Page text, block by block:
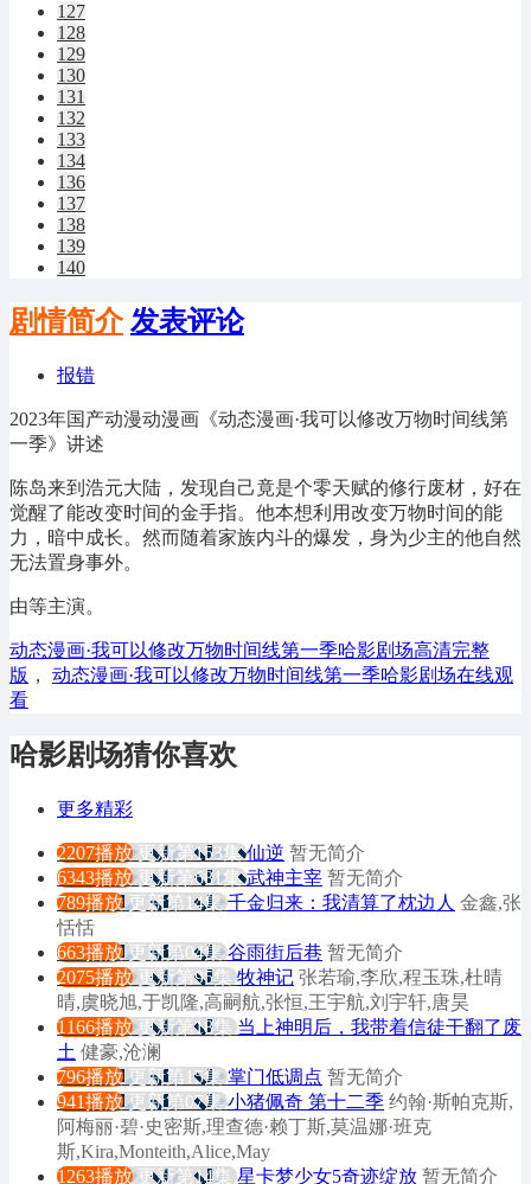
127
128
129
130
131
132
133
134
136
137
138
139
140
剧情简介 发表评论
报错
2023年国产动漫动漫画《动态漫画·我可以修改万物时间线第
一季》讲述
陈岛来到浩元大陆，发现自己竟是个零天赋的修行废材，好在
觉醒了能改变时间的金手指。他本想利用改变万物时间的能
力，暗中成长。然而随着家族内斗的爆发，身为少主的他自然
无法置身事外。
由等主演。
动态漫画·我可以修改万物时间线第一季哈影剧场高清完整
版 ，
动态漫画·我可以修改万物时间线第一季哈影剧场在线观
看
哈影剧场猜你喜欢
更多精彩
2207播放 更新第153集 仙逆 暂无简介
6343播放 更新第681集 武神主宰 暂无简介
789播放 更新第14集 千金归来：我清算了枕边人 金鑫,张
恬恬
663播放 更新第04集 谷雨街后巷 暂无简介
2075播放 更新第95集 牧神记 张若瑜,李欣,程玉珠,杜晴
晴,虞晓旭,于凯隆,高嗣航,张恒,王宇航,刘宇轩,唐昊
1166播放 更新第18集
当上神明后，我带着信徒干翻了废
土 健豪,沧澜
796播放 更新第15集 掌门低调点 暂无简介
941播放 更新第07集 小猪佩奇 第十二季 约翰·斯帕克斯,
阿梅丽·碧·史密斯,理查德·赖丁斯,莫温娜·班克
斯,Kira,Monteith,Alice,May
1263播放 更新第14集 星卡梦少女5奇迹绽放 暂无简介